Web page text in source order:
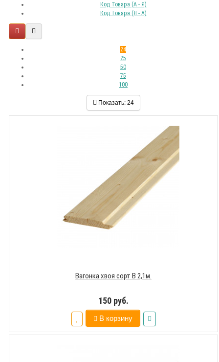
Код Товара (А - Я)
Код Товара (Я - А)
24
25
50
75
100
Показать: 24
Вагонка хвоя сорт В 2,1м.
150 руб.
В корзину